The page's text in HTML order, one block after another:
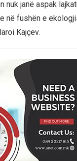
nuk janë aspak
në fushën e
Kajçev.